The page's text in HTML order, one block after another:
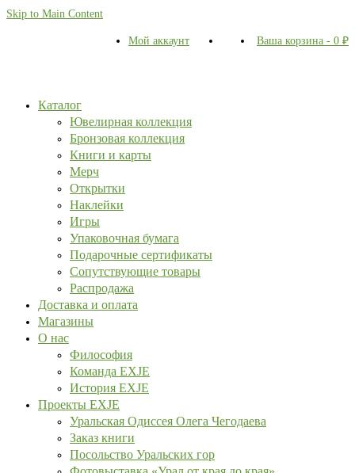
Skip to Main Content
Мой аккаунт Ваша корзина - 0 ₽
Каталог
Ювелирная коллекция
Бронзовая коллекция
Книги и карты
Мерч
Открытки
Наклейки
Игры
Упаковочная бумага
Подарочные сертификаты
Сопутствующие товары
Распродажа
Доставка и оплата
Магазины
О нас
Философия
Команда EXJE
История EXJE
Проекты EXJE
Уральская Одиссея Олега Чегодаева
Заказ книги
Посольство Уральских гор